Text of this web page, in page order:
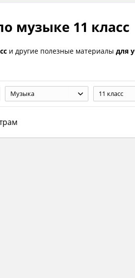
музыке 11 класс
и другие полезные материалы для
Музыка 11 класс